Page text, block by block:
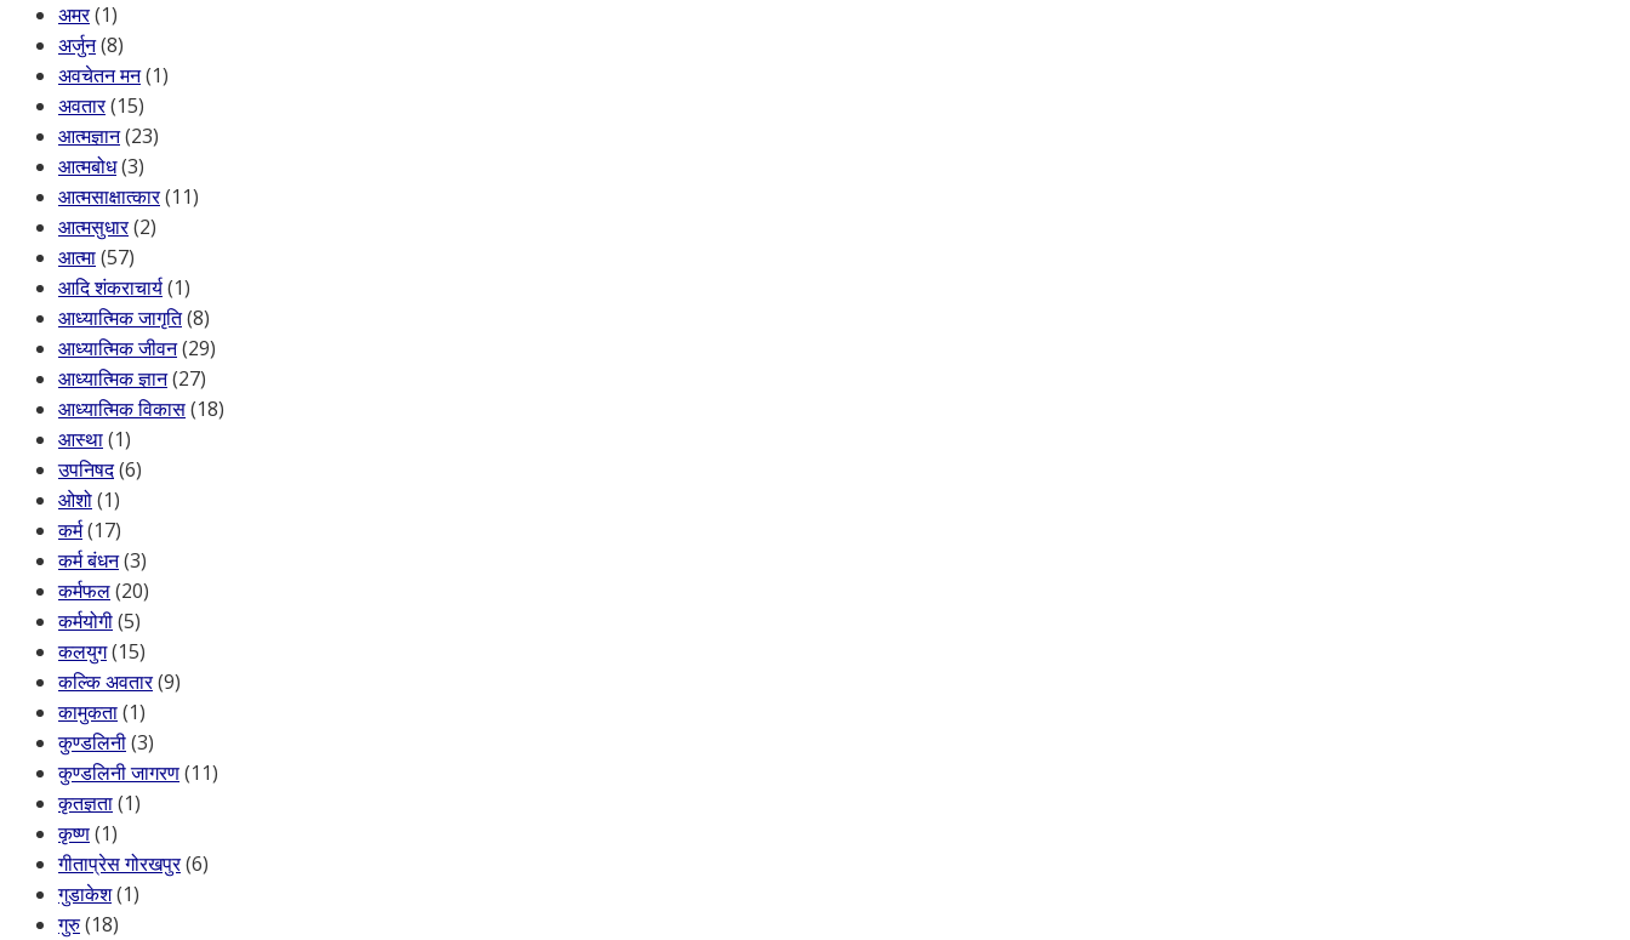
अमर(1)
अर्जुन(8)
अवचेतन मन(1)
अवतार(15)
आत्मज्ञान(23)
आत्मबोध(3)
आत्मसाक्षात्कार(11)
आत्मसुधार(2)
आत्मा(57)
आदि शंकराचार्य(1)
आध्यात्मिक जागृति(8)
आध्यात्मिक जीवन(29)
आध्यात्मिक ज्ञान(27)
आध्यात्मिक विकास(18)
आस्था(1)
उपनिषद(6)
ओशो(1)
कर्म(17)
कर्म बंधन(3)
कर्मफल(20)
कर्मयोगी(5)
कलयुग(15)
कल्कि अवतार(9)
कामुकता(1)
कुण्डलिनी(3)
कुण्डलिनी जागरण(11)
कृतज्ञता(1)
कृष्ण(1)
गीताप्रेस गोरखपुर(6)
गुडाकेश(1)
गुरु(18)